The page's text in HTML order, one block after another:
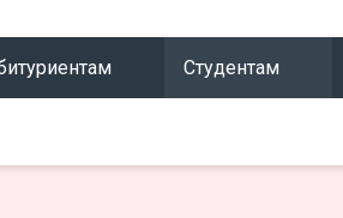
Студентам